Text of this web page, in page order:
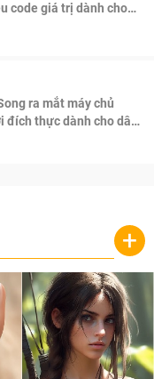
code giá trị dành cho
ra mắt máy chủ
đích thực dành cho dân
+